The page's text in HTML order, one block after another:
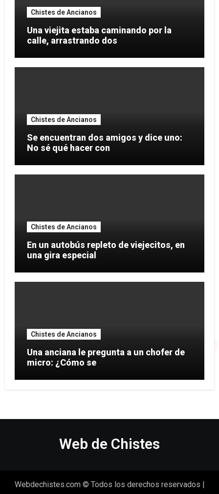
Chistes de Ancianos
Una viejita estaba caminando por la
calle, arrastrando dos
Chistes de Ancianos
Se encuentran dos amigos y dice uno:
No sé qué hacer con
Chistes de Ancianos
En un autobús repleto de viejecitos, en
una gira especial
Chistes de Ancianos
Una anciana le pregunta a un chofer de
micro: ¿Cómo se
Web de Chistes
Webdechistes.com © Todos los derechos reservados